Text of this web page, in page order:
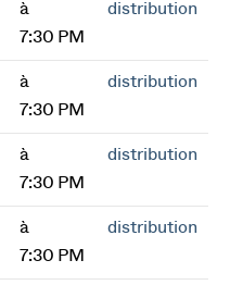
à
7:30 PM
distribution
à
7:30 PM
distribution
à
7:30 PM
distribution
à
7:30 PM
distribution